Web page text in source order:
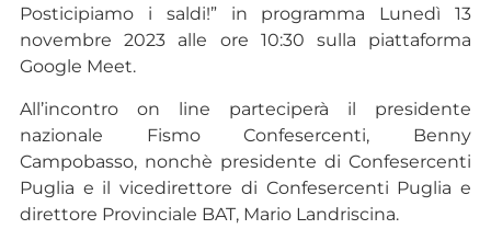
Posticipiamo i saldi!” in programma Lunedì 13
novembre 2023 alle ore 10:30 sulla piattaforma
Google Meet.
All’incontro on line parteciperà il presidente
nazionale Fismo Confesercenti, Benny
Campobasso, nonchè presidente di Confesercenti
Puglia e il vicedirettore di Confesercenti Puglia e
direttore Provinciale BAT, Mario Landriscina.